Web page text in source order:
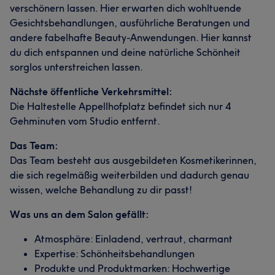
verschönern lassen. Hier erwarten dich wohltuende
Gesichtsbehandlungen, ausführliche Beratungen und
andere fabelhafte Beauty-Anwendungen. Hier kannst
du dich entspannen und deine natürliche Schönheit
sorglos unterstreichen lassen.
Nächste öffentliche Verkehrsmittel:
Die Haltestelle Appellhofplatz befindet sich nur 4
Gehminuten vom Studio entfernt.
Das Team:
Das Team besteht aus ausgebildeten Kosmetikerinnen,
die sich regelmäßig weiterbilden und dadurch genau
wissen, welche Behandlung zu dir passt!
Was uns an dem Salon gefällt:
Atmosphäre: Einladend, vertraut, charmant
Expertise: Schönheitsbehandlungen
Produkte und Produktmarken: Hochwertige